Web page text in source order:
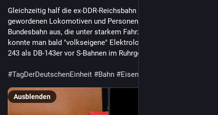
Gleichzeitig half die ex-DDR-Reichsbahn mit bei ihr überzählig
gewordenen Lokomotiven und Personenwagen der Deutschen
Bundesbahn aus, die unter starkem Fahrzeugmangel litt. So
konnte man bald "volkseigene" Elektroloks der DR-Baureihe
243 als DB-143er vor S-Bahnen im Ruhrgebiet antreffen...
#TagDerDeutschenEinheit #Bahn #Eisenbahn
Ausblenden